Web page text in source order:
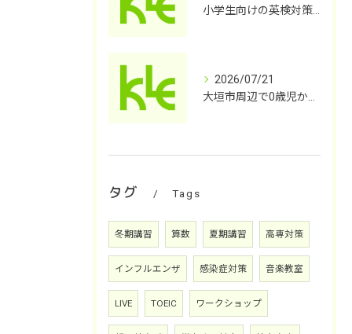
2026/07/21
タグ Tags
冬期講習 算数 夏期講習 高専対策
インフルエンザ 感染症対策 音楽教室
LIVE TOEIC ワークショップ